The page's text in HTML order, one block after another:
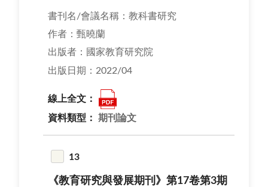
書刊名/會議名稱：教科書研究
作者：甄曉蘭
出版者：國家教育研究院
出版日期：2022/04
線上全文：
資料類型： 期刊論文
13
《教育研究與發展期刊》第17卷第3期